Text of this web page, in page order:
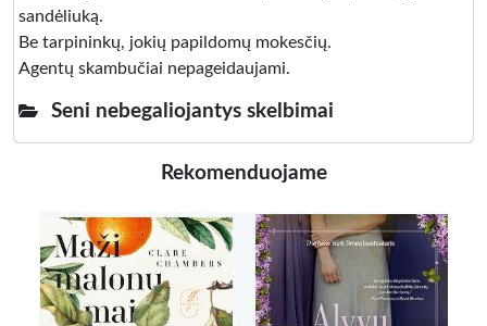
sandėliuką.
Be tarpininkų, jokių papildomų mokesčių.
Agentų skambučiai nepageidaujami.
Seni nebegaliojantys skelbimai
Rekomenduojame